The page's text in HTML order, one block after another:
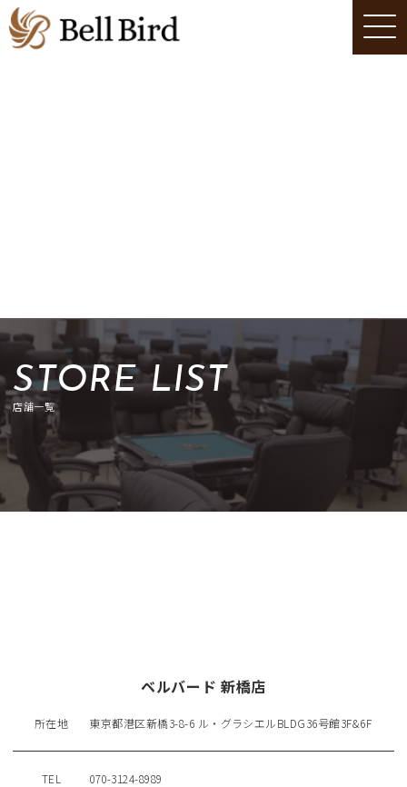
STORE LIST
店舗一覧
ベルバード 新橋店
所在地 東京都港区新橋3-8-6 ル・グラシエルBLDG36号館3F&6F
TEL 070-3124-8989